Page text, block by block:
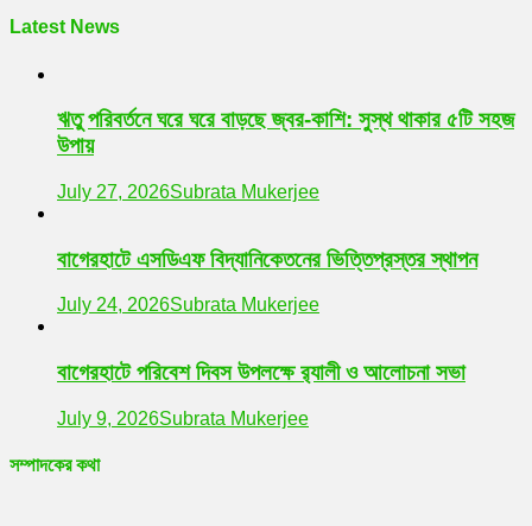
Latest News
ঋতু পরিবর্তনে ঘরে ঘরে বাড়ছে জ্বর-কাশি: সুস্থ থাকার ৫টি সহজ
উপায়
July 27, 2026Subrata Mukerjee
বাগেরহাটে এসডিএফ বিদ্যানিকেতনের ভিত্তিপ্রস্তর স্থাপন
July 24, 2026Subrata Mukerjee
বাগেরহাটে পরিবেশ দিবস উপলক্ষে র‌্যালী ও আলোচনা সভা
July 9, 2026Subrata Mukerjee
সম্পাদকের কথা